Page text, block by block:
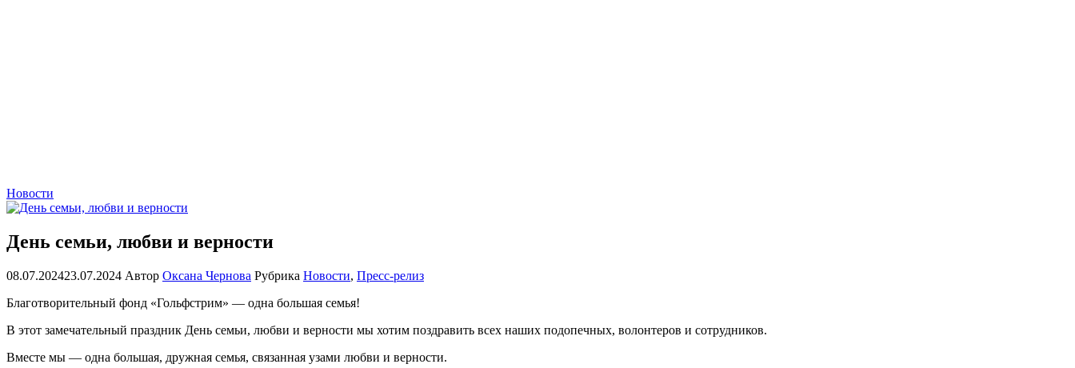
Новости
День семьи, любви и верности
08.07.202423.07.2024 Автор Оксана Чернова Рубрика Новости, Пресс-релиз
Благотворительный фонд «Гольфстрим» — одна большая семья!
В этот замечательный праздник День семьи, любви и верности мы хотим поздравить всех наших подопечных, волонтеров и сотрудников.
Вместе мы — одна большая, дружная семья, связанная узами любви и верности.